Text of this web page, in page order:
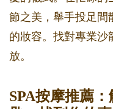
節之美，舉手投足間
的妝容。找對專業沙
放。
SPA按摩推薦